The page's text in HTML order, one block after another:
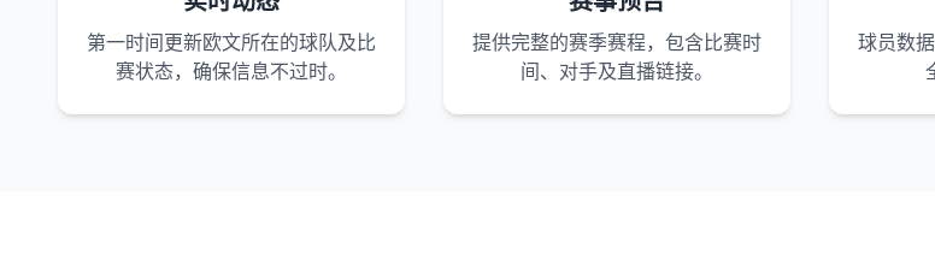
第一时间更新欧文所在的球队及比
赛状态，确保信息不过时。
提供完整的赛季赛程，包含比赛时
间、对手及直播链接。
球员数